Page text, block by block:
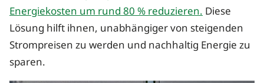
Energiekosten um rund 80 % reduzieren.Diese
Lösung hilft ihnen, unabhängiger von steigenden
Strompreisen zu werden und nachhaltig Energie zu
sparen.